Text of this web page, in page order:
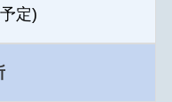
ト(予定)